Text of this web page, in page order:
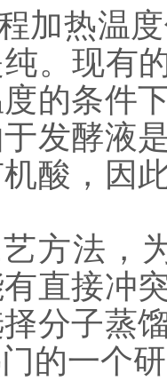
加热温
。现有
的条件
发酵液
酸，因
方法，
直接冲
分子蒸
的一个